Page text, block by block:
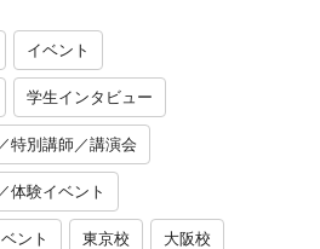
イベント
学生インタビュー
特別講師／講演会
体験イベント
ント 東京校 大阪校